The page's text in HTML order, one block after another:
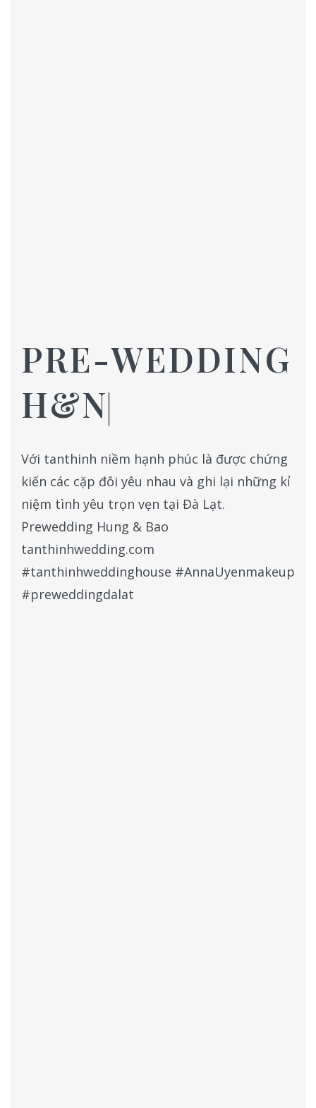
PRE-WEDDING
H&N
Với tanthinh niềm hạnh phúc là được chứng
kiến các cặp đôi yêu nhau và ghi lại những kỉ
niệm tình yêu trọn vẹn tại Đà Lạt.
Prewedding Hung & Bao
tanthinhwedding.com
#tanthinhweddinghouse #AnnaUyenmakeup
#preweddingdalat